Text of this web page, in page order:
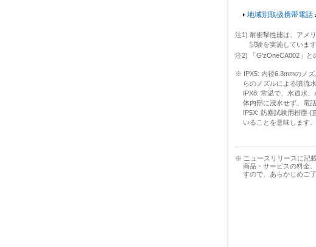
地域別取扱携帯電話
注1) 耐衝撃性能は、アメ
試験を実施しています
注2) 「G'zOneCA002」と
※ IPX5: 内径6.3mmのノ
らのノズルによる噴流
IPX8: 常温で、水道水
体内部に浸水せず、電
IP5X: 防塵試験用粉塵 (
いることを意味します。
※ ニュースリリースに記
商品・サービスの料金
すので、あらかじめご了